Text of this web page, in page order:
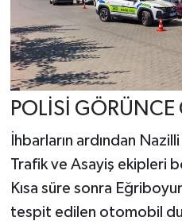
POLİSİ GÖRÜNCE
İhbarların ardından
Trafik ve Asayiş ekipleri
Kısa süre sonra
tespit edilen otomobil